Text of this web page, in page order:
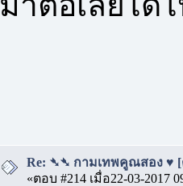
Re: ➴➴ กามเทพคูณสอง ♥ [
«ตอบ #214 เมื่อ22-03-2017